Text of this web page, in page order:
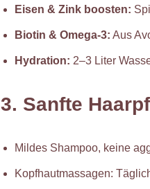
Eisen & Zink boosten:
Biotin & Omega-3: Aus
Hydration: 2–3 Liter
3. Sanfte
Mildes Shampoo, keine
Kopfhautmassagen: